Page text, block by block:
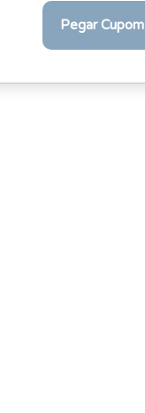
Pegar Cupom